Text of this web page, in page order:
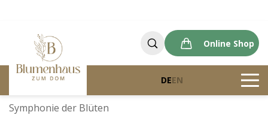
Online Shop
DEEN
Symphonie der Blüten